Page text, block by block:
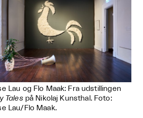
Lau og Flo Maak: Fra udstillingen
Talespå Nikolaj Kunsthal. Foto:
Lau/Flo Maak.